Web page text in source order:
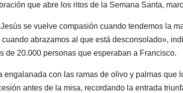
que abre los ritos de la Semana Santa,
se vuelve compasión cuando tendemos la
abrazamos al que está desconsolado»,
de 20.000 personas que esperaban a Francisco.
engalanada con las ramas de olivo y palmas
antes de la misa, recordando la entrada